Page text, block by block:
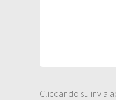
Cliccando su invia